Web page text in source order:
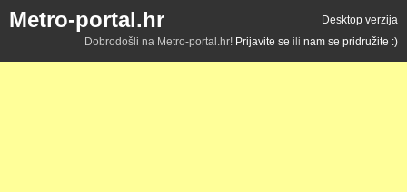
Metro-portal.hr
Desktop verzija
Dobrodošli na Metro-portal.hr! Prijavite se ili nam se pridružite :)